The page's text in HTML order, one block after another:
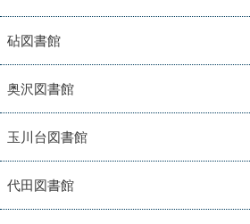
砧図書館
奥沢図書館
玉川台図書館
代田図書館